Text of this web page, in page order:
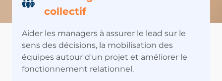
collectif
Aider les managers à assurer le lead sur le
sens des décisions, la mobilisation des
équipes autour d'un projet et améliorer le
fonctionnement relationnel.